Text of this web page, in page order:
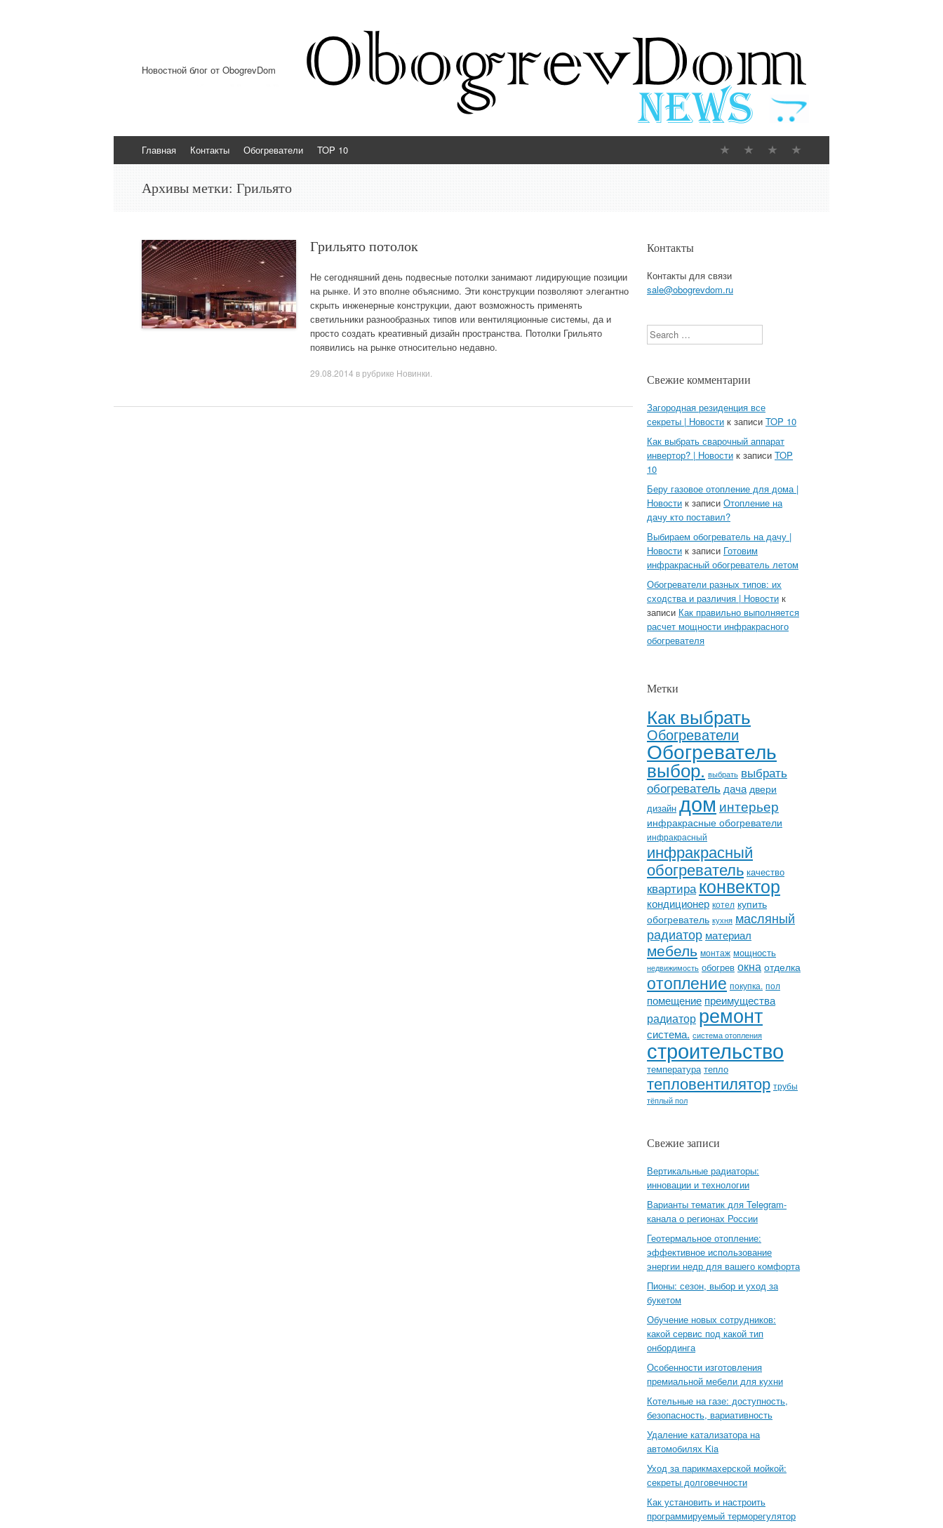
Новостной блог от ObogrevDom
Перейти к содержимому
Главная Контакты Обогреватели TOP 10
Архивы метки: Грильято
Грильято потолок
Не сегодняшний день подвесные потолки занимают лидирующие позиции
на рынке. И это вполне объяснимо. Эти конструкции позволяют элегантно
скрыть инженерные конструкции, дают возможность применять
светильники разнообразных типов или вентиляционные системы, да и
просто создать креативный дизайн пространства. Потолки Грильято
появились на рынке относительно недавно.
29.08.2014 в рубрике Новинки
Контакты
Контакты для связи
sale@obogrevdom.ru
Search
Свежие комментарии
Загородная резиденция все
секреты | Новости к записи TOP 10
Как выбрать сварочный аппарат
инвертор? | Новости к записи TOP
10
Беру газовое отопление для дома |
Новости к записи Отопление на
дачу кто поставил?
Выбираем обогреватель на дачу |
Новости к записи Готовим
инфракрасный обогреватель летом
Обогреватели разных типов: их
сходства и различия | Новости к
записи Как правильно выполняется
расчет мощности инфракрасного
обогревателя
Метки
Как выбрать
Обогреватели
Обогреватель
выбор. выбрать выбрать
обогреватель дача двери
дизайн доминтерьер
инфракрасные обогреватели
инфракрасный
инфракрасный
обогреватель качество
квартираконвектор
кондиционер котел купить
обогреватель кухня масляный
радиатор материал
мебель монтаж мощность
недвижимость обогрев окна отделка
отопление покупка. пол
помещение преимущества
радиаторремонт
система. система отопления
строительство
температура тепло
тепловентилятор трубы
тёплый пол
Свежие записи
Вертикальные радиаторы:
инновации и технологии
Варианты тематик для Telegram-
канала о регионах России
Геотермальное отопление:
эффективное использование
энергии недр для вашего комфорта
Пионы: сезон, выбор и уход за
букетом
Обучение новых сотрудников:
какой сервис под какой тип
онбординга
Особенности изготовления
премиальной мебели для кухни
Котельные на газе: доступность,
безопасность, вариативность
Удаление катализатора на
автомобилях Kia
Уход за парикмахерской мойкой:
секреты долговечности
Как установить и настроить
программируемый терморегулятор